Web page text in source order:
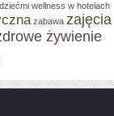
wellness w hotelach
zabawa zajęcia
żywienie